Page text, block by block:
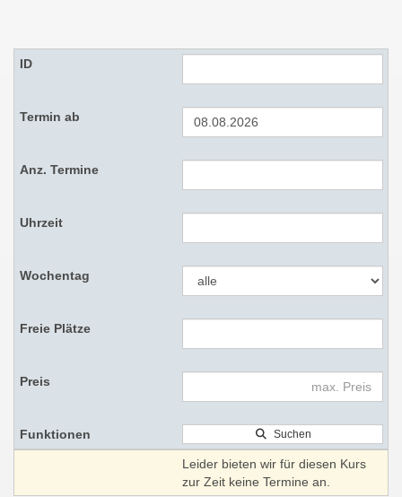
Suchen
Leider bieten wir für diesen Kurs
zur Zeit keine Termine an.